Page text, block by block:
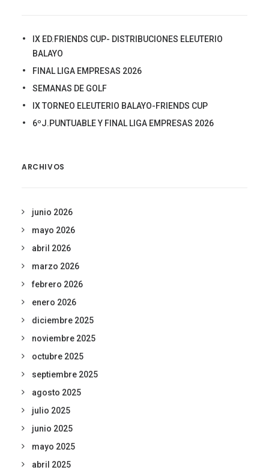
IX ED.FRIENDS CUP- DISTRIBUCIONES ELEUTERIO
BALAYO
FINAL LIGA EMPRESAS 2026
SEMANAS DE GOLF
IX TORNEO ELEUTERIO BALAYO-FRIENDS CUP
6ºJ.PUNTUABLE Y FINAL LIGA EMPRESAS 2026
ARCHIVOS
junio 2026
mayo 2026
abril 2026
marzo 2026
febrero 2026
enero 2026
diciembre 2025
noviembre 2025
octubre 2025
septiembre 2025
agosto 2025
julio 2025
junio 2025
mayo 2025
abril 2025